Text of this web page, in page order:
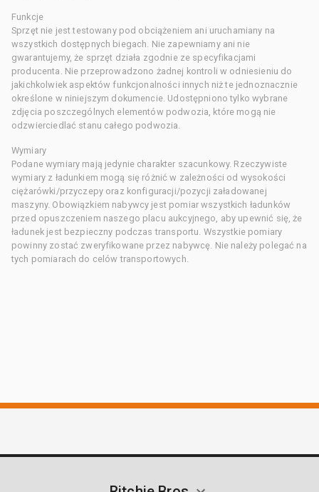
Funkcje
Sprzęt nie jest testowany pod obciążeniem ani uruchamiany na
wszystkich dostępnych biegach. Nie zapewniamy ani nie
gwarantujemy, że sprzęt działa zgodnie ze specyfikacjami
producenta. Nie przeprowadzono żadnej kontroli w odniesieniu do
jakichkolwiek aspektów funkcjonalności innych niż te jednoznacznie
określone w niniejszym dokumencie. Udostępniono tylko wybrane
zdjęcia poszczególnych elementów podwozia, które mogą nie
odzwierciedlać stanu całego podwozia.
Wymiary
Podane wymiary mają jedynie charakter szacunkowy. Rzeczywiste
wymiary z ładunkiem mogą się różnić w zależności od wysokości
ciężarówki/przyczepy oraz konfiguracji/pozycji załadowanej
maszyny. Obowiązkiem nabywcy jest pomiar wszystkich ładunków
przed opuszczeniem naszego placu aukcyjnego, aby upewnić się, że
ładunek jest bezpieczny podczas transportu. Wszystkie pomiary
powinny zostać zweryfikowane przez nabywcę. Nie należy polegać na
tych pomiarach do celów transportowych.